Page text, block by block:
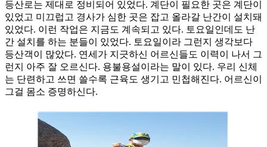
등산로는 제대로 정비되어 있었다. 계단이 필요한 곳은 계단이
있었고 미끄럽고 경사가 심한 곳은 잡고 올라갈 난간이 설치돼
있었다. 이런 작업은 지금도 계속되고 있다. 토요일인데도 난
간 설치를 하는 분들이 있었다. 토요일이라 그런지 생각보다
등산객이 많았다. 연세가 지긋하신 어르신들도 이력이 나서 그
런지 아주 잘 오르신다. 용불용설이라는 말이 있다. 우리 신체
는 단련하고 쓰면 쓸수록 근육도 생기고 민첩해진다. 어르신이
그걸 몸소 증명하신다.